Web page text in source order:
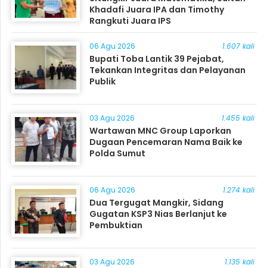
Khadafi Juara IPA dan Timothy
Rangkuti Juara IPS
06 Agu 2026 1.607 kali
Bupati Toba Lantik 39 Pejabat,
Tekankan Integritas dan Pelayanan
Publik
03 Agu 2026 1.455 kali
Wartawan MNC Group Laporkan
Dugaan Pencemaran Nama Baik ke
Polda Sumut
06 Agu 2026 1.274 kali
Dua Tergugat Mangkir, Sidang
Gugatan KSP3 Nias Berlanjut ke
Pembuktian
03 Agu 2026 1.135 kali